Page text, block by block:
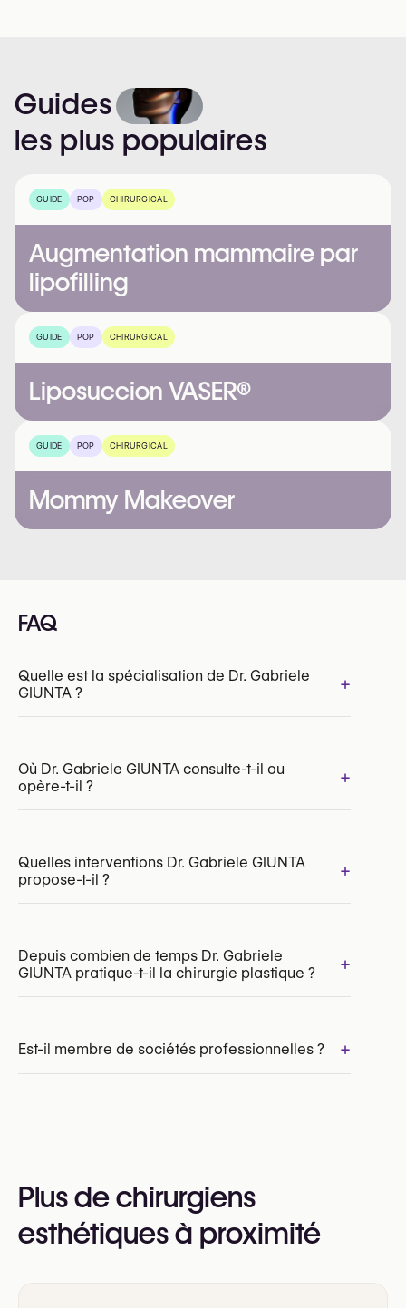
Guides
les plus populaires
GUIDE POP CHIRURGICAL
Augmentation mammaire par
lipofilling
GUIDE POP CHIRURGICAL
Liposuccion VASER®
GUIDE POP CHIRURGICAL
Mommy Makeover
FAQ
Quelle est la spécialisation de Dr. Gabriele
GIUNTA ?
+
INAMI/RIZIV:
Où Dr. Gabriele GIUNTA consulte-t-il ou
opère-t-il ?
+
Quelles interventions Dr. Gabriele GIUNTA
propose-t-il ?
+
Abdominoplastie (Tummy Tuck)
Liposuccion
Brazilian Butt Lift (BBL)
Depuis combien de temps Dr. Gabriele
GIUNTA pratique-t-il la chirurgie plastique ?
+
Est-il membre de sociétés professionnelles ? +
(RBSPS)
Société Française de Chirurgie Plastique
Reconstructrice et Esthétique (SOFCPRE)
Plus de chirurgiens
esthétiques à proximité